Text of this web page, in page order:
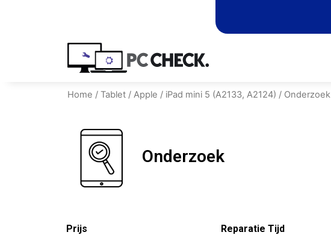
Home / Tablet / Apple / iPad mini 5 (A2133, A2124) / Onderzoek
Onderzoek
Prijs
Reparatie Tijd